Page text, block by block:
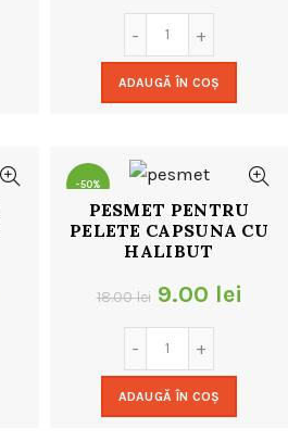
inițial
a
fost:
ADAUGĂ ÎN COȘ
-50%
PESMET PENTRU
PELETE CAPSUNA CU
HALIBUT
18.00lei Prețul
inițial
a
fost:
9.00 lei
ADAUGĂ ÎN COȘ